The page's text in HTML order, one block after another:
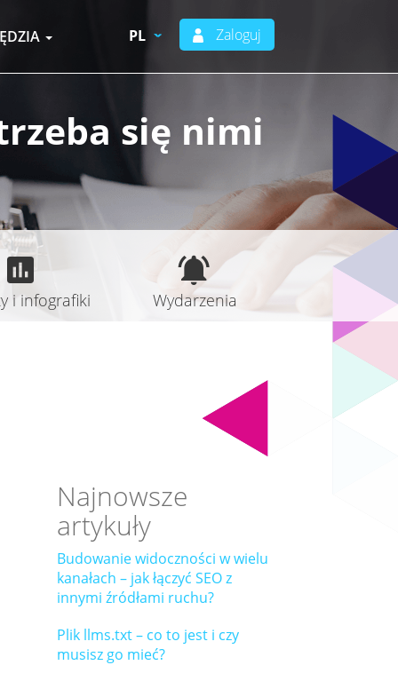
Zaloguj
PL
i infografiki Wydarzenia
się nimi
Najnowsze
artykuły
Budowanie widoczności w wielu
kanałach – jak łączyć SEO z
innymi źródłami ruchu?
Plik llms.txt – co to jest i czy
musisz go mieć?